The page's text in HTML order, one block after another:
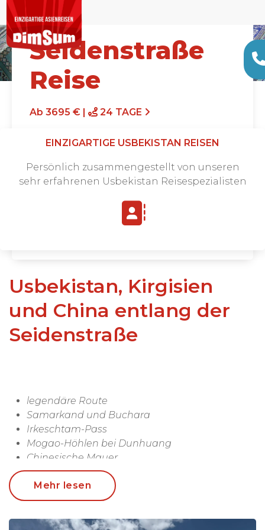
Seidenstraße
Reise
Ab 3695 € | 24 TAGE
Angebot anfordern
EINZIGARTIGE USBEKISTAN REISEN
Persönlich zusammengestellt von unseren
sehr erfahrenen Usbekistan Reisespezialisten
Usbekistan, Kirgisien
und China entlang der
Seidenstraße
legendäre Route
Samarkand und Buchara
Irkeschtam-Pass
Mogao-Höhlen bei Dunhuang
Chinesische Mauer
viele Zugreisen
Diese fantastische Reise führt Sie zu einigen der
Mehr lesen